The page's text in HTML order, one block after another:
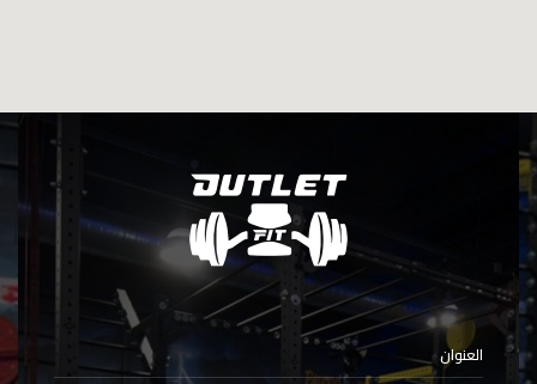
العنوان